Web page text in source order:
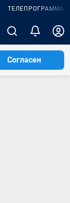
ТЕЛЕПРОГРАММА
Согласен